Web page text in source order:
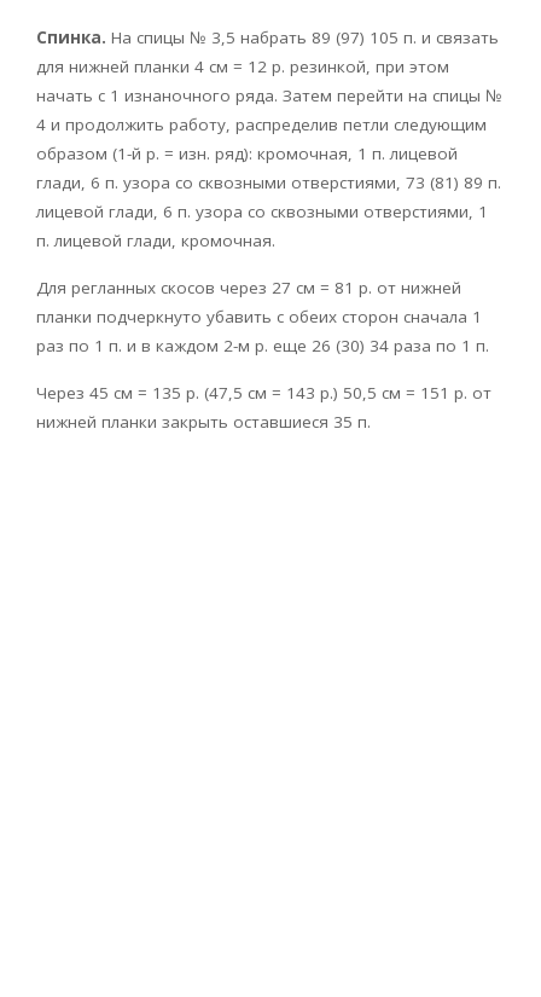
Спинка. На спицы № 3,5 набрать 89 (97) 105 п. и связать
для нижней планки 4 см = 12 р. резинкой, при этом
начать с 1 изнаночного ряда. Затем перейти на спицы №
4 и продолжить работу, распределив петли следующим
образом (1-й р. = изн. ряд): кромочная, 1 п. лицевой
глади, 6 п. узора со сквозными отверстиями, 73 (81) 89 п.
лицевой глади, 6 п. узора со сквозными отверстиями, 1
п. лицевой глади, кромочная.
Для регланных скосов через 27 см = 81 р. от нижней
планки подчеркнуто убавить с обеих сторон сначала 1
раз по 1 п. и в каждом 2-м р. еще 26 (30) 34 раза по 1 п.
Через 45 см = 135 р. (47,5 см = 143 р.) 50,5 см = 151 р. от
нижней планки закрыть оставшиеся 35 п.